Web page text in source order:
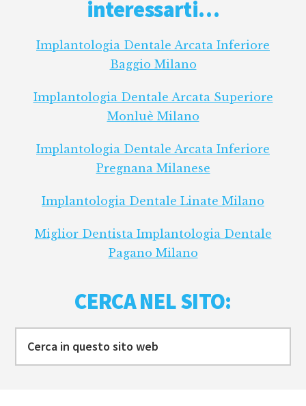
interessarti…
Implantologia Dentale Arcata Inferiore
Baggio Milano
Implantologia Dentale Arcata Superiore
Monluè Milano
Implantologia Dentale Arcata Inferiore
Pregnana Milanese
Implantologia Dentale Linate Milano
Miglior Dentista Implantologia Dentale
Pagano Milano
CERCA NEL SITO: